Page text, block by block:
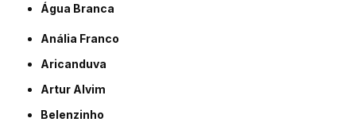
Água Branca
Anália Franco
Aricanduva
Artur Alvim
Belenzinho